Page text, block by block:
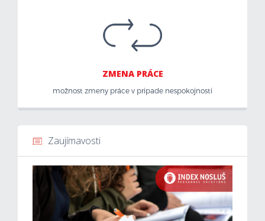
ZMENA PRÁCE
možnost zmeny práce v pripade nespokojnosti
Zaujímavosti